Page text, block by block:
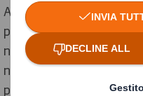
Abbiamo creato una
per tutte le nostre
nostre attività e
nascere. Ricicliamo la
packaging e poi